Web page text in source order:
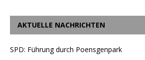
AKTUELLE NACHRICHTEN
SPD: Führung durch Poensgenpark